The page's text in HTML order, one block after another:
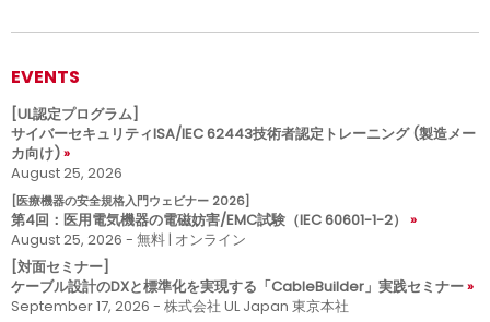
EVENTS
[UL認定プログラム]
サイバーセキュリティISA/IEC 62443技術者認定トレーニング (製造メー
カ向け)
August 25, 2026
[医療機器の安全規格入門ウェビナー 2026]
第4回：医用電気機器の電磁妨害/EMC試験（IEC 60601-1-2）
August 25, 2026 - 無料 | オンライン
[対面セミナー]
ケーブル設計のDXと標準化を実現する「CableBuilder」実践セミナー
September 17, 2026 - 株式会社 UL Japan 東京本社